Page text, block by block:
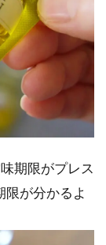
期限がプレス
限が分かるよ